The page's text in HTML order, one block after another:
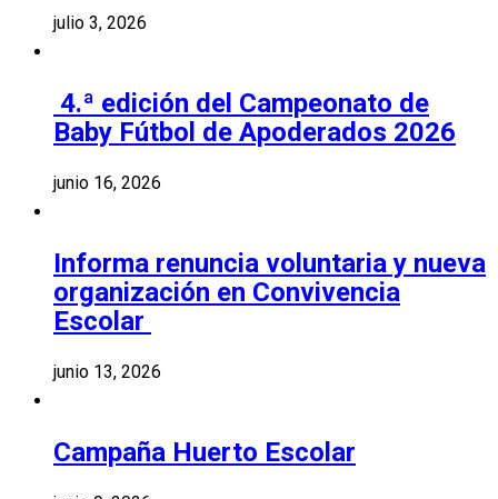
julio 3, 2026
4.ª edición del Campeonato de
Baby Fútbol de Apoderados 2026
junio 16, 2026
Informa renuncia voluntaria y nueva
organización en Convivencia
Escolar
junio 13, 2026
Campaña Huerto Escolar